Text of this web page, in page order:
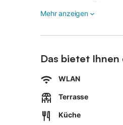
In dieser Unterkunft ein
Kostenfreier
Thekentisch mit 3
Einzelbett,
Schlafzimmer mit
weitere zu buchbar.
Mehr anzeigen
Das bietet
WLAN
Terrasse
Küche